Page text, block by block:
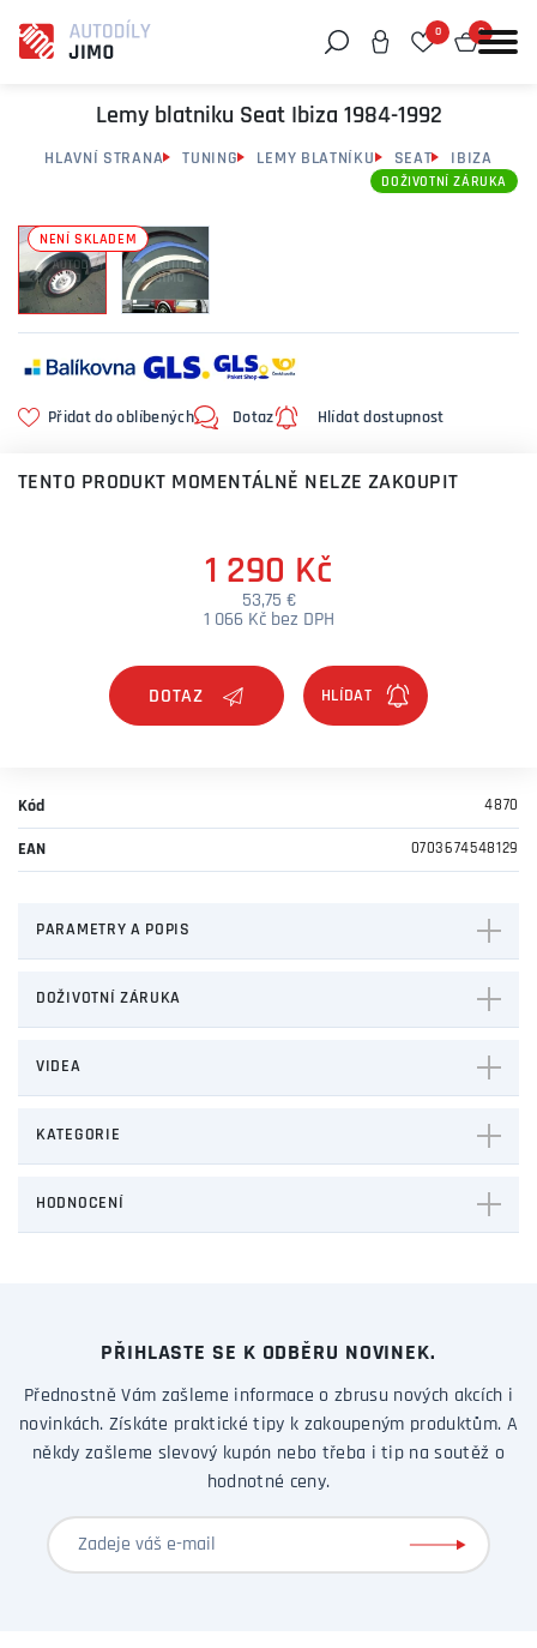
0 0
Lemy blatniku Seat Ibiza 1984-1992
HLAVNÍ STRANA TUNING LEMY BLATNÍKU SEAT IBIZA
NENÍ SKLADEM
DOŽIVOTNÍ ZÁRUKA
Přidat do oblíbených Dotaz Hlídat dostupnost
TENTO PRODUKT MOMENTÁLNĚ NELZE ZAKOUPIT
1 290 Kč
53,75 €
1 066 Kč bez DPH
DOTAZ
Kód 4870
EAN 0703674548129
PARAMETRY A POPIS
DOŽIVOTNÍ ZÁRUKA
VIDEA
KATEGORIE
HODNOCENÍ
PŘIHLASTE SE K ODBĚRU NOVINEK.
Přednostně Vám zašleme informace o zbrusu nových akcích i
novinkách. Získáte praktické tipy k zakoupeným produktům. A
někdy zašleme slevový kupón nebo třeba i tip na soutěž o
hodnotné ceny.
Můžeme vám pomoci něco najít?